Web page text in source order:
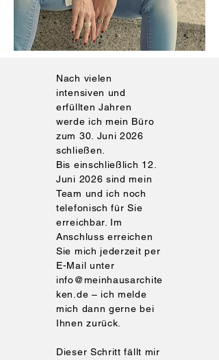
Nach vielen
intensiven und
erfüllten Jahren
werde ich mein Büro
zum 30. Juni 2026
schließen.
Bis einschließlich 12.
Juni 2026 sind mein
Team und ich noch
telefonisch für Sie
erreichbar. Im
Anschluss erreichen
Sie mich jederzeit per
E-Mail unter
info@meinhausarchite
ken.de – ich melde
mich dann gerne bei
Ihnen zurück.
Dieser Schritt fällt mir